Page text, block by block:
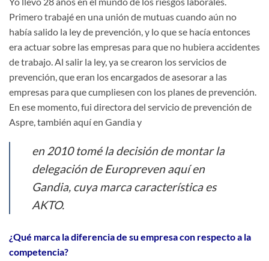
Primero trabajé en una unión de mutuas cuando aún no
había salido la ley de prevención, y lo que se hacía entonces
era actuar sobre las empresas para que no hubiera accidentes
de trabajo. Al salir la ley, ya se crearon los servicios de
prevención, que eran los encargados de asesorar a las
empresas para que cumpliesen con los planes de prevención.
En ese momento, fui directora del servicio de prevención de
Aspre, también aquí en Gandia y
en 2010 tomé la decisión de montar la
delegación de Europreven aquí en
Gandia, cuya marca característica es
AKTO.
¿Qué marca la diferencia de su empresa con respecto a la
competencia?